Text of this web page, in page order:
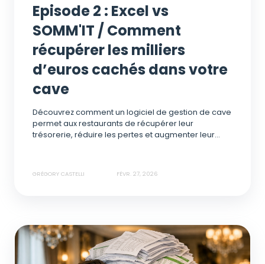
Episode 2 : Excel vs
SOMM'IT / Comment
récupérer les milliers
d’euros cachés dans votre
cave
Découvrez comment un logiciel de gestion de cave
permet aux restaurants de récupérer leur
trésorerie, réduire les pertes et augmenter leur...
GRÉGORY CASTELLI FÉVR. 27, 2026